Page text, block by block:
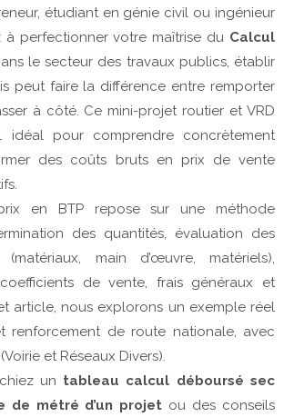
étudiant en génie civil ou ingénieur
à perfectionner votre maîtrise du Calcul
le secteur des travaux publics, établir
peut faire la différence entre remporter
à côté. Ce mini-projet routier et VRD
idéal pour comprendre concrètement
des coûts bruts en prix de vente
en BTP repose sur une méthode
des quantités, évaluation des
main d’œuvre, matériels),
de vente, frais généraux et
article, nous explorons un exemple réel
renforcement de route nationale, avec
et Réseaux Divers).
un tableau calcul déboursé sec
de métré d’un projet ou des conseils